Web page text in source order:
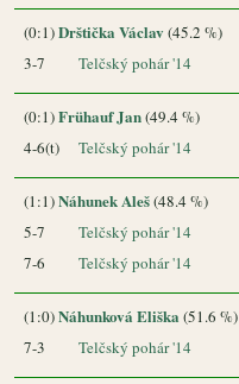
(0:1)Drštička Václav (45.2 %)
3-7
Telčský pohár '14
(0:1)Frühauf Jan(49.4 %)
4-6(t)
Telčský pohár '14
(1:1)Náhunek Aleš(48.4 %)
5-7
Telčský pohár '14
7-6
Telčský pohár '14
(1:0)Náhunková Eliška (51.6 %)
7-3
Telčský pohár '14